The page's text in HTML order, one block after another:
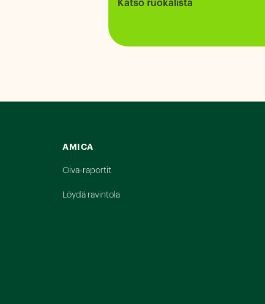
Katso ruokalista
AMICA
Oiva-raportit
Löydä ravintola